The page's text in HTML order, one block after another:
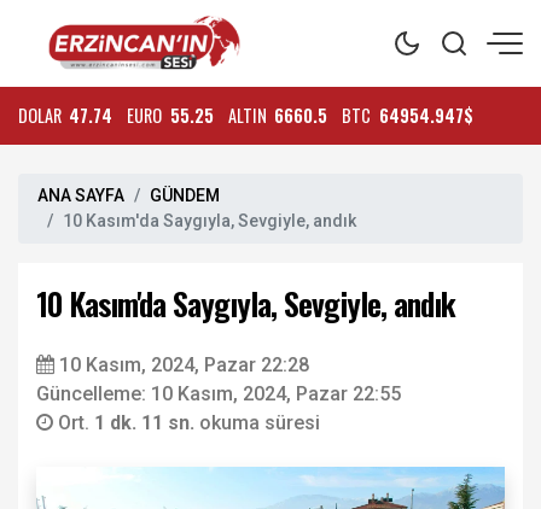
DOLAR 47.74 EURO 55.25 ALTIN 6660.5 BTC 64954.947$
ANA SAYFA
GÜNDEM
10 Kasım'da Saygıyla, Sevgiyle, andık
10 Kasım'da Saygıyla, Sevgiyle, andık
10 Kasım, 2024, Pazar 22:28
Güncelleme: 10 Kasım, 2024, Pazar 22:55
Ort. 1 dk. 11 sn. okuma süresi